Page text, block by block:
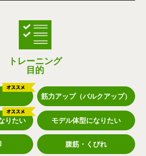
トレーニング
目的
筋力アップ（バルクアップ）
りたい モデル体型になりたい
腹筋・くびれ